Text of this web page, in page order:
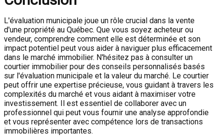
L'évaluation municipale joue un rôle crucial dans la vente
d'une propriété au Québec. Que vous soyez acheteur ou
vendeur, comprendre comment elle est déterminée et son
impact potentiel peut vous aider à naviguer plus efficacement
dans le marché immobilier. N'hésitez pas à consulter un
courtier immobilier pour des conseils personnalisés basés
sur l'évaluation municipale et la valeur du marché. Le courtier
peut offrir une expertise précieuse, vous guidant à travers les
complexités du marché et vous aidant à maximiser votre
investissement. Il est essentiel de collaborer avec un
professionnel qui peut vous fournir une analyse approfondie
et vous représenter avec compétence lors de transactions
immobilières importantes.